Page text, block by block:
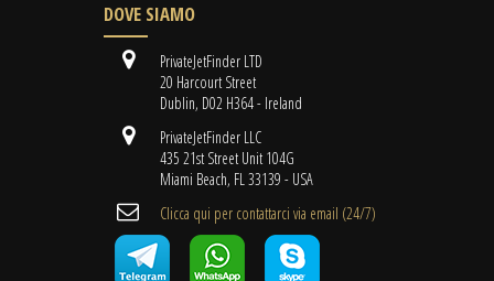
DOVE SIAMO
PrivateJetFinder LTD
20 Harcourt Street
Dublin, D02 H364 - Ireland
PrivateJetFinder LLC
435 21st Street Unit 104G
Miami Beach, FL 33139 - USA
Clicca qui per contattarci via email (24/7)